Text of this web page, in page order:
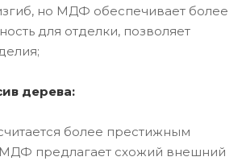
но МДФ обеспечивает более
для отделки, позволяет
дерева:
более престижным
предлагает схожий внешний